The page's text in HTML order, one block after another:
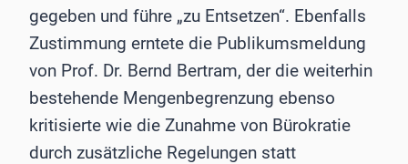
gegeben und führe „zu Entsetzen“. Ebenfalls
Zustimmung erntete die Publikumsmeldung
von Prof. Dr. Bernd Bertram, der die weiterhin
bestehende Mengenbegrenzung ebenso
kritisierte wie die Zunahme von Bürokratie
durch zusätzliche Regelungen statt